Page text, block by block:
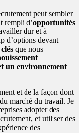
peut sembler
rempli d’opportunités
dur et à
d’options devant
que nous
un environnement
et de la façon dont
du marché du travail. Je
adopter des
et utiliser des
des